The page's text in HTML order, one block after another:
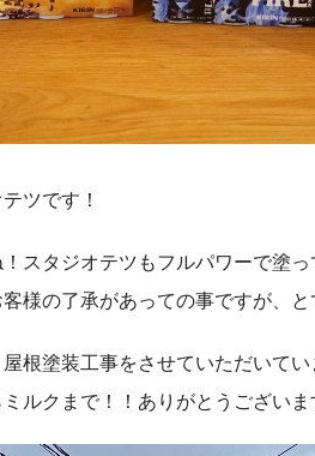
ツです！
スタジオテツもフルパワーで塗
様の了承があっての事ですが、と
根塗装工事をさせていただいて
ルクまで！！ありがとうございま